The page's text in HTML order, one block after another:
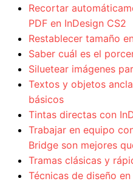
Recortar
PDF en InDesign CS2
Restablecer tamaño
Saber cuál es el
Siluetear imágenes
Textos y objetos
básicos
Tintas directas con
Trabajar en equipo
Bridge son mejores
Tramas clásicas y
Técnicas de diseño